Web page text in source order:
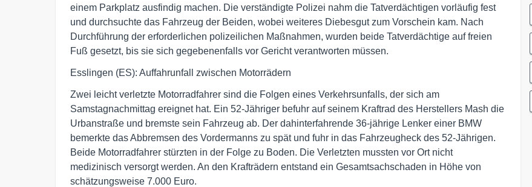
einem Parkplatz ausfindig machen. Die verständigte Polizei nahm die Tatverdächtigen vorläufig fest
und durchsuchte das Fahrzeug der Beiden, wobei weiteres Diebesgut zum Vorschein kam. Nach
Durchführung der erforderlichen polizeilichen Maßnahmen, wurden beide Tatverdächtige auf freien
Fuß gesetzt, bis sie sich gegebenenfalls vor Gericht verantworten müssen.
Esslingen (ES): Auffahrunfall zwischen Motorrädern
Zwei leicht verletzte Motorradfahrer sind die Folgen eines Verkehrsunfalls, der sich am
Samstagnachmittag ereignet hat. Ein 52-Jähriger befuhr auf seinem Kraftrad des Herstellers Mash die
Urbanstraße und bremste sein Fahrzeug ab. Der dahinterfahrende 36-jährige Lenker einer BMW
bemerkte das Abbremsen des Vordermanns zu spät und fuhr in das Fahrzeugheck des 52-Jährigen.
Beide Motorradfahrer stürzten in der Folge zu Boden. Die Verletzten mussten vor Ort nicht
medizinisch versorgt werden. An den Krafträdern entstand ein Gesamtsachschaden in Höhe von
schätzungsweise 7.000 Euro.